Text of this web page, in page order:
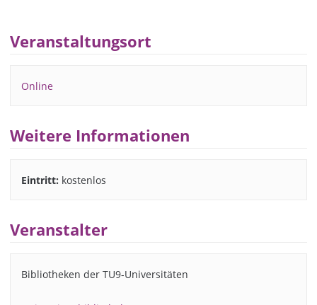
Veranstaltungsort
Online
Weitere Informationen
Eintritt: kostenlos
Veranstalter
Bibliotheken der TU9-Universitäten